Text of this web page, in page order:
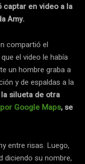
en video a la
Amy.
compartió el
el video le había
un hombre graba a
y de espaldas a la
silueta de otra
Google Maps, se
entre risas. Luego,
diciendo su nombre,